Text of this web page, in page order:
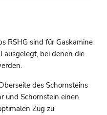
RSHG sind für Gaskamine
ausgelegt, bei denen die
des Schornsteins
und Schornstein einen
Zug zu